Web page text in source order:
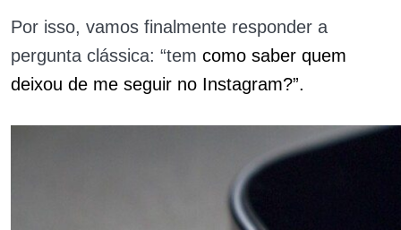
Por isso, vamos finalmente responder a
pergunta clássica: “tem como saber quem
deixou de me seguir no Instagram?”.